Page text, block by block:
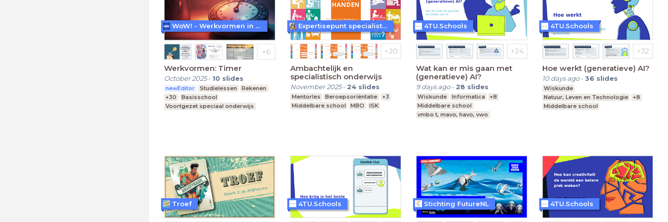
Werkvormen: Timer
October 2025- 10 slides
newEditor Studielessen
Rekenen
+30
Basisschool
Voortgezet speciaal onderwijs
WoW! - Werkvormen in LessonUp
Ambachtelijk en
specialistisch onderwijs
November 2025- 24 slides
Mentorles Beroepsoriëntatie
+3
Middelbare school
MBO ISK
Expertisepunt specialistisch vakmanschap
Wat kan er mis gaan met
(generatieve) AI?
9 days ago- 28 slides
Wiskunde Informatica
+8
Middelbare school
vmbo t, mavo, havo, vwo
4TU.Schools
Hoe werkt (generatieve) AI?
10 days ago-36 slides
Wiskunde
Natuur, Leven en Technologie
+8
Middelbare school
4TU.Schools
Troef 4TU.Schools Stichting FutureNL 4TU.Schools